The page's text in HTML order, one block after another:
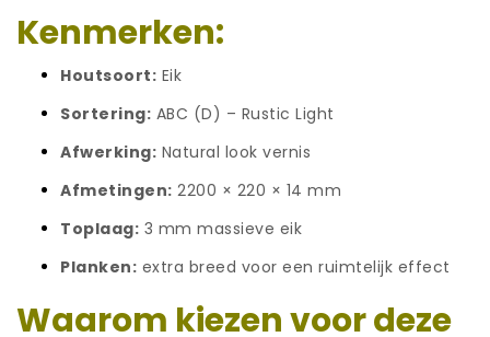
Kenmerken:
Houtsoort: Eik
Sortering: ABC (D) – Rustic Light
Afwerking: Natural look vernis
Afmetingen: 2200 × 220 × 14 mm
Toplaag: 3 mm massieve eik
Planken: extra breed voor een ruimtelijk effect
Waarom kiezen voor deze